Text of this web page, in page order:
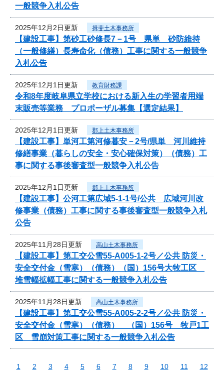
一般競争入札公告
2025年12月2日更新 揖斐土木事務所
【建設工事】第砂工砂修長7－1号 県単 砂防維持
（一般修繕）長寿命化（債務）工事に関する一般競争
入札公告
2025年12月1日更新 教育財務課
令和8年度岐阜県立学校における新入生の学習者用端
末販売等業務 プロポーザル募集【選定結果】
2025年12月1日更新 郡上土木事務所
【建設工事】単河工第河修暮安－2号/県単 河川維持
修繕事業（暮らしの安全・安心確保対策）（債務）工
事に関する事後審査型一般競争入札公告
2025年12月1日更新 郡上土木事務所
【建設工事】公河工第広域5-1-1号/公共 広域河川改
修事業（債務）工事に関する事後審査型一般競争入札
公告
2025年11月28日更新 高山土木事務所
【建設工事】第工交公雪55-A005-1-2号／公共 防災・
安全交付金（雪寒）（債務）（国）156号大牧工区
堆雪幅拡幅工事に関する一般競争入札公告
2025年11月28日更新 高山土木事務所
【建設工事】第工交公雪55-A005-2-2号／公共 防災・
安全交付金（雪寒）（債務） （国）156号 牧戸1工
区 雪崩対策工事に関する一般競争入札公告
1 2 3 4 5 6 7 8 9 10 11
12